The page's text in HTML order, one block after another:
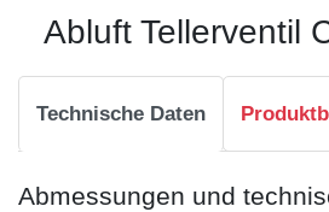
Abluft Tellerventil
Technische Daten
Abmessungen und